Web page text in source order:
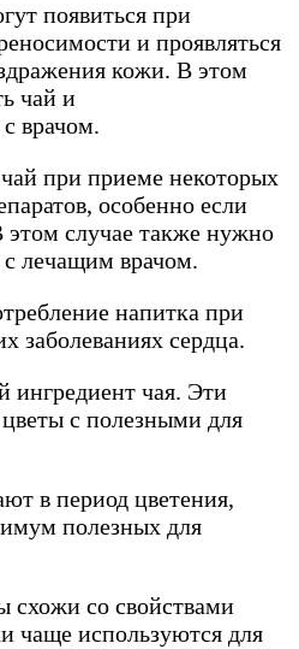
появиться при
и проявляться
кожи. В этом
чай и
с врачом.
при приеме некоторых
особенно если
этом случае также нужно
с лечащим врачом.
напитка при
заболеваниях сердца.
ингредиент чая. Эти
с полезными для
в период цветения,
полезных для
схожи со свойствами
чаще используются для